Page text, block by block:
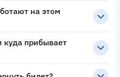
на этом
куда прибывает